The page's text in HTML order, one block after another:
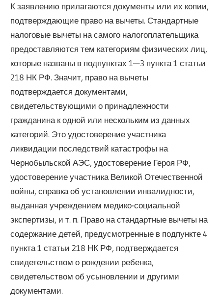
К заявлению прилагаются документы или их копии,
подтверждающие право на вычеты. Стандартные
налоговые вычеты на самого налогоплательщика
предоставляются тем категориям физических лиц,
которые названы в подпунктах 1—3 пункта 1 статьи
218 НК РФ. Значит, право на вычеты
подтверждается документами,
свидетельствующими о принадлежности
гражданина к одной или нескольким из данных
категорий. Это удостоверение участника
ликвидации последствий катастрофы на
Чернобыльской АЭС, удостоверение Героя РФ,
удостоверение участника Великой Отечественной
войны, справка об установлении инвалидности,
выданная учреждением медико-социальной
экспертизы, и т. п. Право на стандартные вычеты на
содержание детей, предусмотренные в подпункте 4
пункта 1 статьи 218 НК РФ, подтверждается
свидетельством о рождении ребенка,
свидетельством об усыновлении и другими
документами.